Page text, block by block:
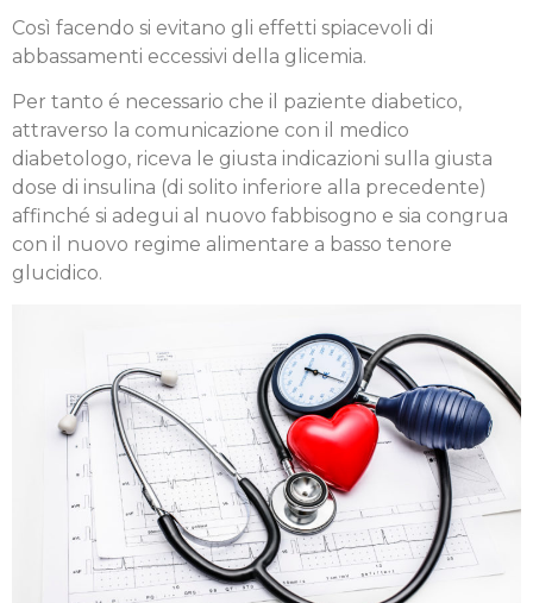
Così facendo si evitano gli effetti spiacevoli di
abbassamenti eccessivi della glicemia.
Per tanto é necessario che il paziente diabetico,
attraverso la comunicazione con il medico
diabetologo, riceva le giusta indicazioni sulla giusta
dose di insulina (di solito inferiore alla precedente)
affinché si adegui al nuovo fabbisogno e sia congrua
con il nuovo regime alimentare a basso tenore
glucidico.